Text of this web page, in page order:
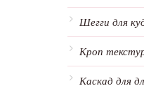
Шегги для
Кроп
Каскад для